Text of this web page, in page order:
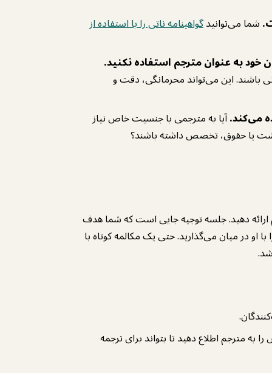
شما می‌توانیدگواهینامه ناتی را با استفاده از
خود به عنوان مترجم استفاده نکنید.
باشند. این می‌تواند محرمانگی، دقت و
می‌کند.آیا به مترجمی با جنسیت خاص نیاز
یا حقوق، تخصص داشته باشند؟
ارائه دهید. جلسه توجیه جایی است که شما هدف
او در میان می‌گذارید. حتی یک مکالمه کوتاه با
مترجم اطلاع دهید تا بتواند برای ترجمه